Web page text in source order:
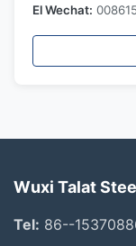
El Wechat:
Wuxi Talat
Tel: 86--